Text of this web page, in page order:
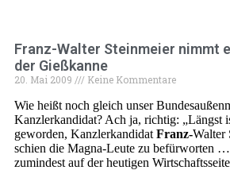
Franz-Walter Steinmeier nimmt
der Gießkanne
20. Mai 2009 Keine Kommentare
Wie heißt noch gleich unser
Kanzlerkandidat? Ach ja, richtig: „Längst
geworden, Kanzlerkandidat Franz-Walter
schien die Magna-Leute zu befürworten
zumindest auf der heutigen